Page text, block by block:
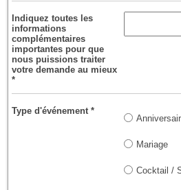
Indiquez toutes les
informations
complémentaires
importantes pour que
nous puissions traiter
votre demande au mieux
*
Type d'événement*
Mariage
Cocktail /